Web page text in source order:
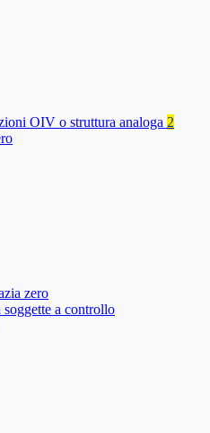
OIV o struttura analoga 2
zero
a controllo